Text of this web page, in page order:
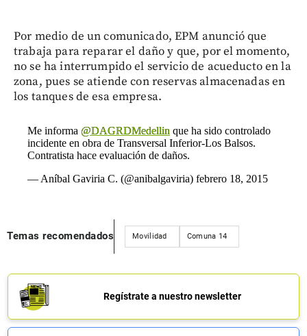
Por medio de un comunicado, EPM anunció que
trabaja para reparar el daño y que, por el momento,
no se ha interrumpido el servicio de acueducto en la
zona, pues se atiende con reservas almacenadas en
los tanques de esa empresa.
Me informa @DAGRDMedellin que ha sido controlado
incidente en obra de Transversal Inferior-Los Balsos.
Contratista hace evaluación de daños.
— Aníbal Gaviria C. (@anibalgaviria) febrero 18, 2015
Temas recomendados Movilidad Comuna 14
Regístrate a nuestro newsletter